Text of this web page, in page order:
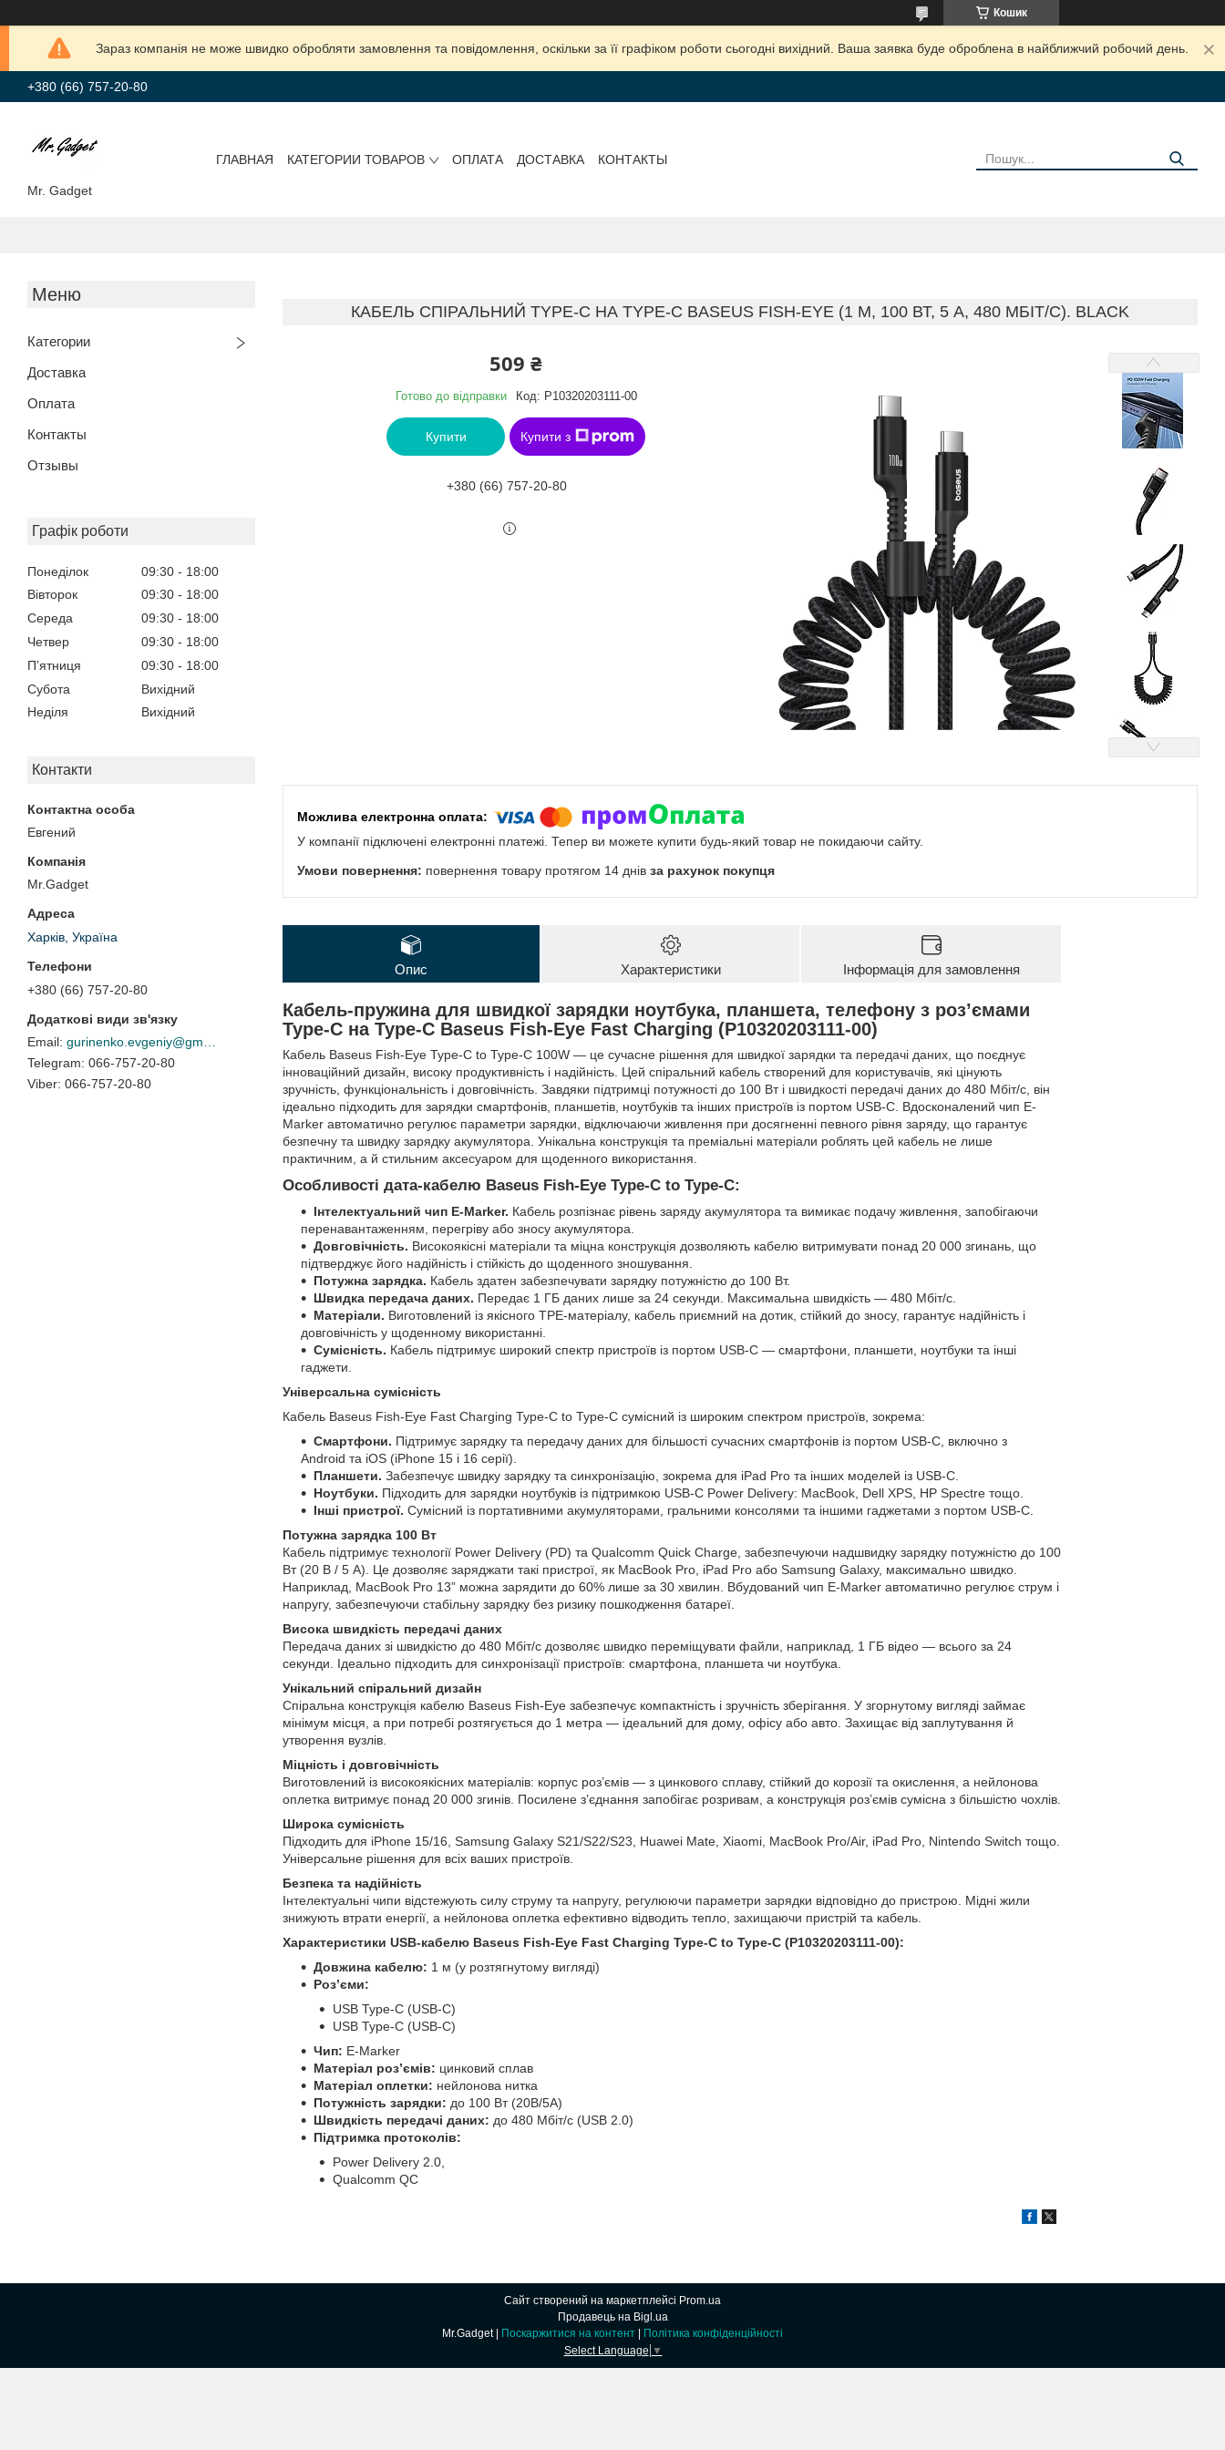
Кошик
Зараз компанія не може швидко обробляти замовлення та повідомлення, оскільки за її графіком роботи сьогодні вихідний. Ваша заявка буде оброблена в найближчий робочий день.
+380 (66) 757-20-80
Mr. Gadget
ГЛАВНАЯ КАТЕГОРИИ ТОВАРОВ ОПЛАТА ДОСТАВКА КОНТАКТЫ
Категории
Доставка
Оплата
Контакты
Отзывы
Графік роботи
Понеділок 09:30
18:00
Вівторок
09:30
18:00
Середа
09:30
18:00
Четвер
09:30
18:00
Пʼятниця
09:30
18:00
Субота
Вихідний
Неділя
Вихідний
Контакти
Евгений
Mr.Gadget
Харків, Україна
+380 (66) 757-20-80
066-757-20-80
066-757-20-80
КАБЕЛЬ СПІРАЛЬНИЙ TYPE-C НА TYPE-C BASEUS FISH-EYE (1 М, 100 ВТ, 5 А, 480 МБІТ/С). BLACK
509 ₴
Готово до відправки Код: P10320203111-00
Купити Купити з
+380 (66) 757-20-80
У компанії підключені електронні платежі. Тепер ви можете купити будь-який товар не покидаючи сайту.
повернення товару протягом 14 днів за рахунок покупця
Опис Характеристики Інформація для замовлення
Кабель-пружина для швидкої зарядки ноутбука, планшета, телефону з розʼємами
Type-C на Type-C Baseus Fish-Eye Fast Charging (P10320203111-00)
Кабель Baseus Fish-Eye Type-C to Type-C 100W — це сучасне рішення для швидкої зарядки та передачі даних, що поєднує
інноваційний дизайн, високу продуктивність і надійність. Цей спіральний кабель створений для користувачів, які цінують
зручність, функціональність і довговічність. Завдяки підтримці потужності до 100 Вт і швидкості передачі даних до 480 Мбіт/с, він
ідеально підходить для зарядки смартфонів, планшетів, ноутбуків та інших пристроїв із портом USB-C. Вдосконалений чип E-
Marker автоматично регулює параметри зарядки, відключаючи живлення при досягненні певного рівня заряду, що гарантує
безпечну та швидку зарядку акумулятора. Унікальна конструкція та преміальні матеріали роблять цей кабель не лише
практичним, а й стильним аксесуаром для щоденного використання.
Особливості дата-кабелю Baseus Fish-Eye Type-C to Type-C:
Інтелектуальний чип E-Marker. Кабель розпізнає рівень заряду акумулятора та вимикає подачу живлення, запобігаючи
перенавантаженням, перегріву або зносу акумулятора.
Довговічність. Високоякісні матеріали та міцна конструкція дозволяють кабелю витримувати понад 20 000 згинань, що
підтверджує його надійність і стійкість до щоденного зношування.
Потужна зарядка. Кабель здатен забезпечувати зарядку потужністю до 100 Вт.
Швидка передача даних. Передає 1 ГБ даних лише за 24 секунди. Максимальна швидкість — 480 Мбіт/с.
Матеріали. Виготовлений із якісного TPE-матеріалу, кабель приємний на дотик, стійкий до зносу, гарантує надійність і
довговічність у щоденному використанні.
Сумісність. Кабель підтримує широкий спектр пристроїв із портом USB-C — смартфони, планшети, ноутбуки та інші
гаджети.
Універсальна сумісність
Кабель Baseus Fish-Eye Fast Charging Type-C to Type-C сумісний із широким спектром пристроїв, зокрема:
Смартфони. Підтримує зарядку та передачу даних для більшості сучасних смартфонів із портом USB-C, включно з
Android та iOS (iPhone 15 і 16 серії).
Планшети. Забезпечує швидку зарядку та синхронізацію, зокрема для iPad Pro та інших моделей із USB-C.
Ноутбуки. Підходить для зарядки ноутбуків із підтримкою USB-C Power Delivery: MacBook, Dell XPS, HP Spectre тощо.
Інші пристрої. Сумісний із портативними акумуляторами, гральними консолями та іншими гаджетами з портом USB-C.
Потужна зарядка 100 Вт
Кабель підтримує технології Power Delivery (PD) та Qualcomm Quick Charge, забезпечуючи надшвидку зарядку потужністю до 100
Вт (20 В / 5 А). Це дозволяє заряджати такі пристрої, як MacBook Pro, iPad Pro або Samsung Galaxy, максимально швидко.
Наприклад, MacBook Pro 13” можна зарядити до 60% лише за 30 хвилин. Вбудований чип E-Marker автоматично регулює струм і
напругу, забезпечуючи стабільну зарядку без ризику пошкодження батареї.
Висока швидкість передачі даних
Передача даних зі швидкістю до 480 Мбіт/с дозволяє швидко переміщувати файли, наприклад, 1 ГБ відео — всього за 24
секунди. Ідеально підходить для синхронізації пристроїв: смартфона, планшета чи ноутбука.
Унікальний спіральний дизайн
Спіральна конструкція кабелю Baseus Fish-Eye забезпечує компактність і зручність зберігання. У згорнутому вигляді займає
мінімум місця, а при потребі розтягується до 1 метра — ідеальний для дому, офісу або авто. Захищає від заплутування й
утворення вузлів.
Міцність і довговічність
Виготовлений із високоякісних матеріалів: корпус роз’ємів — з цинкового сплаву, стійкий до корозії та окислення, а нейлонова
оплетка витримує понад 20 000 згинів. Посилене з’єднання запобігає розривам, а конструкція роз’ємів сумісна з більшістю чохлів.
Широка сумісність
Підходить для iPhone 15/16, Samsung Galaxy S21/S22/S23, Huawei Mate, Xiaomi, MacBook Pro/Air, iPad Pro, Nintendo Switch тощо.
Універсальне рішення для всіх ваших пристроїв.
Безпека та надійність
Інтелектуальні чипи відстежують силу струму та напругу, регулюючи параметри зарядки відповідно до пристрою. Мідні жили
знижують втрати енергії, а нейлонова оплетка ефективно відводить тепло, захищаючи пристрій та кабель.
Характеристики USB-кабелю Baseus Fish-Eye Fast Charging Type-C to Type-C (P10320203111-00):
Довжина кабелю: 1 м (у розтягнутому вигляді)
Роз’єми:
USB Type-C (USB-C)
USB Type-C (USB-C)
Чип: E-Marker
Матеріал роз’ємів: цинковий сплав
Матеріал оплетки: нейлонова нитка
Потужність зарядки: до 100 Вт (20В/5А)
Швидкість передачі даних: до 480 Мбіт/с (USB 2.0)
Підтримка протоколів:
Power Delivery 2.0,
Qualcomm QC
Сайт створений на маркетплейсі Prom.ua
Продавець на Bigl.ua
Поскаржитися на контент
Політика конфіденційності
Select Language ▼